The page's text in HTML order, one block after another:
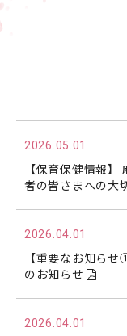
2026.05.01
【保育保健情報
者の皆さまへの大
2026.04.01
【重要なお知ら
のお知らせ
2026.04.01